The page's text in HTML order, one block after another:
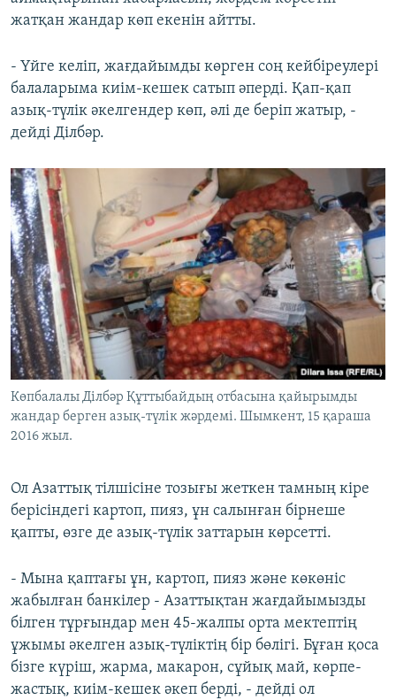
жатқан жандар көп екенін айтты.
- Үйге келіп, жағдайымды көрген соң кейбіреулері
балаларыма киім-кешек сатып әперді. Қап-қап
азық-түлік әкелгендер көп, әлі де беріп жатыр, -
дейді Ділбәр.
Көпбалалы Ділбәр Құттыбайдың отбасына қайырымды
жандар берген азық-түлік жәрдемі. Шымкент, 15 қараша
2016 жыл.
Ол Азаттық тілшісіне тозығы жеткен тамның кіре
берісіндегі картоп, пияз, ұн салынған бірнеше
қапты, өзге де азық-түлік заттарын көрсетті.
- Мына қаптағы ұн, картоп, пияз және көкөніс
жабылған банкілер - Азаттықтан жағдайымызды
білген тұрғындар мен 45-жалпы орта мектептің
ұжымы әкелген азық-түліктің бір бөлігі. Бұған қоса
бізге күріш, жарма, макарон, сұйық май, көрпе-
жастық, киім-кешек әкеп берді, - дейді ол